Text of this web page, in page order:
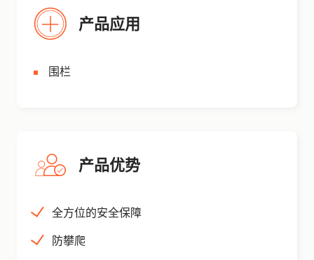
产品应用
围栏
产品优势
全方位的安全保障
防攀爬